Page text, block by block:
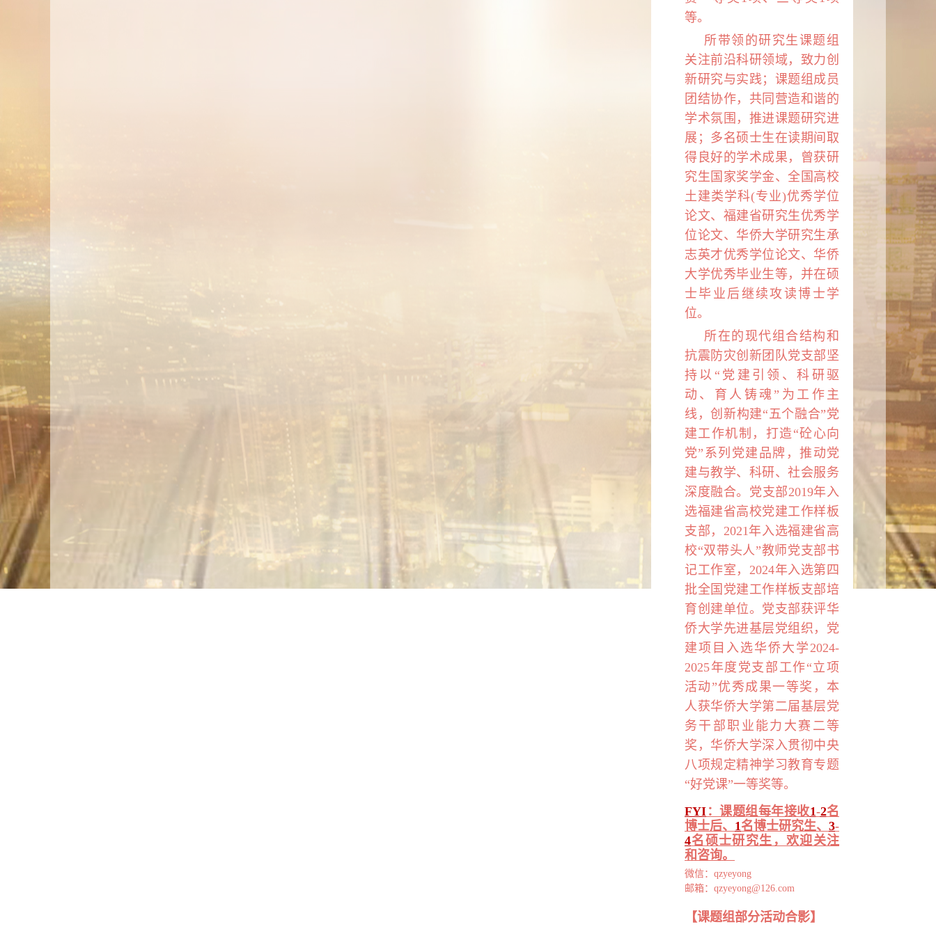
等。
所带领的研究生课题组
关注前沿科研领域，致力创
新研究与实践；课题组成员
团结协作，共同营造和谐的
学术氛围，推进课题研究进
展；多名硕士生在读期间取
得良好的学术成果，曾获研
究生国家奖学金、全国高校
土建类学科(专业)优秀学位
论文、福建省研究生优秀学
位论文、华侨大学研究生承
志英才优秀学位论文、华侨
大学优秀毕业生等，并在硕
士毕业后继续攻读博士学
位。
所在的现代组合结构和
抗震防灾创新团队党支部坚
持以“党建引领、科研驱
动、育人铸魂”为工作主
线，创新构建“五个融合”党
建工作机制，打造“砼心向
党”系列党建品牌，推动党
建与教学、科研、社会服务
深度融合。党支部2019年入
选福建省高校党建工作样板
支部， 2021年入选福建省高
校“双带头人”教师党支部书
记工作室， 2024年入选第四
批全国党建工作样板支部培
育创建单位。党支部获评华
侨大学先进基层党组织，党
建项目入选华侨大学2024-
2025年度党支部工作“立项
活动”优秀成果一等奖，本
人获华侨大学第二届基层党
务干部职业能力大赛二等
奖，华侨大学深入贯彻中央
八项规定精神学习教育专题
“好党课”一等奖等。
FYI ： 课题组每年接收1-2名
博士后、 1名博士研究生、 3-
4名硕士研究生，欢迎关注
和咨询。
微信： qzyeyong
邮箱： qzyeyong@126.com
【课题组部分活动合影】